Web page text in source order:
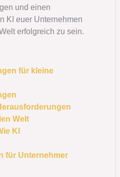
und einen
KI euer Unternehmen
erfolgreich zu sein.
für kleine
Welt
KI
für Unternehmer